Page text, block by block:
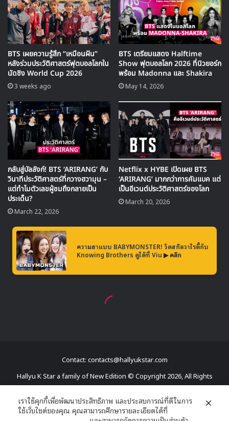
Contact: contacts@hallyukstar.com
Hallyu K Star a family of New Edition © Copyright 2026, All Rights
Dailymotion
เราใช้คุกกี้เพื่อพัฒนาประสิทธิภาพ และประสบการณ์ที่ดีในการ
ใช้เว็บไซต์ของคุณ คุณสามารถศึกษารายละเอียดได้ที่